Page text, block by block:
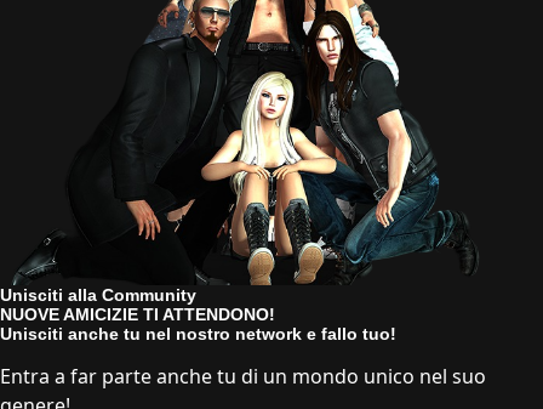
Unisciti alla Community
NUOVE AMICIZIE TI ATTENDONO!
Unisciti anche tu nel nostro network e fallo tuo!
Entra a far parte anche tu di un mondo unico nel suo